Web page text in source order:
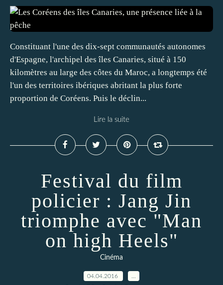
Constituant l'une des dix-sept communautés autonomes
d'Espagne, l'archipel des îles Canaries, situé à 150
kilomètres au large des côtes du Maroc, a longtemps été
l'un des territoires ibériques abritant la plus forte
proportion de Coréens. Puis le déclin...
Lire la suite
Festival du film
policier : Jang Jin
triomphe avec "Man
on high Heels"
Cinéma
04.04.2016